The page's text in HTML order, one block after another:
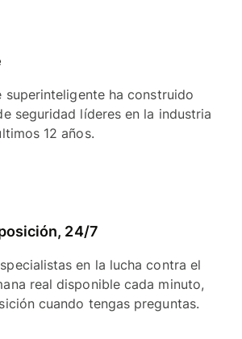
superinteligente ha construido
seguridad líderes en la industria
12 años.
24/7
en la lucha contra el
real disponible cada minuto,
cuando tengas preguntas.